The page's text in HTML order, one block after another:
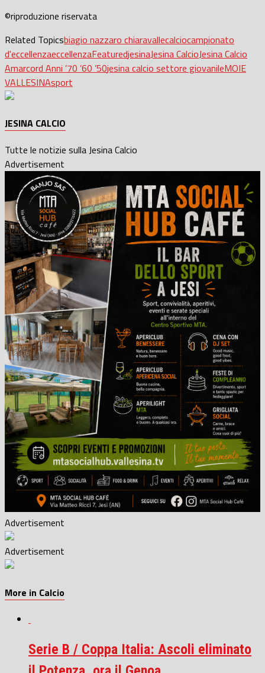
©riproduzione riservata
Related Topicsbiagio nazzaro chiaravallecalciocampionato
d'eccellenzaeccellenzaFeaturedjesinaJesina CalcioJesina Calcio
Amarcord Anni ’70 ’60 ’50jesina calcio settore giovanileMOIE
VALLESINAsport
JESINA CALCIO
Tutte le notizie sulla Jesina Calcio
Advertisement
Advertisement
Advertisement
More in Calcio
Serie B / Coppa Italia: Ascoli eliminato